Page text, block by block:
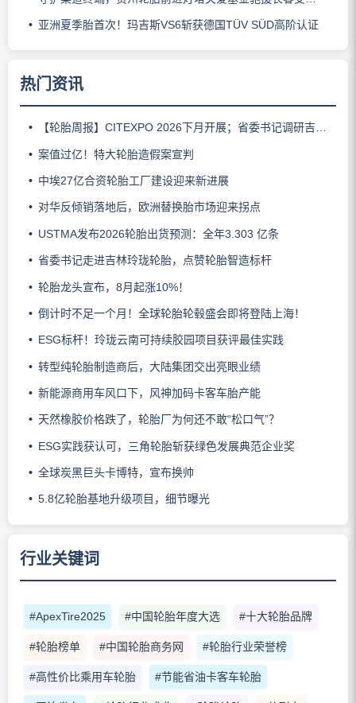
亚洲夏季胎首次！玛吉斯VS6斩获德国TÜV SÜD高阶认证
热门资讯
【轮胎周报】CITEXPO 2026下月开展；省委书记调研吉林玲珑；佳通推出新能源轻卡轮胎；三角轮胎斩获大奖；中策宣布涨价
案值过亿！特大轮胎造假案宣判
中埃27亿合资轮胎工厂建设迎来新进展
对华反倾销落地后，欧洲替换胎市场迎来拐点
USTMA发布2026轮胎出货预测：全年3.303 亿条
省委书记走进吉林玲珑轮胎，点赞轮胎智造标杆
轮胎龙头宣布，8月起涨10%！
倒计时不足一个月！全球轮胎轮毂盛会即将登陆上海！
ESG标杆！玲珑云南可持续胶园项目获评最佳实践
转型纯轮胎制造商后，大陆集团交出亮眼业绩
新能源商用车风口下，风神加码卡客车胎产能
天然橡胶价格跌了，轮胎厂为何还不敢“松口气”？
ESG实践获认可，三角轮胎斩获绿色发展典范企业奖
全球炭黑巨头卡博特，宣布换帅
5.8亿轮胎基地升级项目，细节曝光
行业关键词
#ApexTire2025 #中国轮胎年度大选 #十大轮胎品牌
#轮胎榜单 #中国轮胎商务网 #轮胎行业荣誉榜
#高性价比乘用车轮胎 #节能省油卡客车轮胎